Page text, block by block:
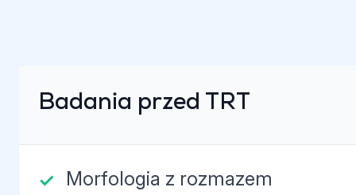
Badania przed TRT
Morfologia z rozmazem